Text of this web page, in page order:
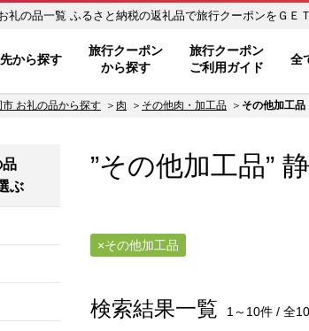
静岡県静岡市【その他加工品】のお礼の品一覧 ふるさと納税の返礼
から探す
旅行クーポン
から探す
旅行クーポン
ご利用ガイド
全
市 お礼の品から探す 肉 その他肉・加工品 その他加工品
”その他加工品”
その他加工品
検索結果一覧 1～10件 / 全
品
ぶ